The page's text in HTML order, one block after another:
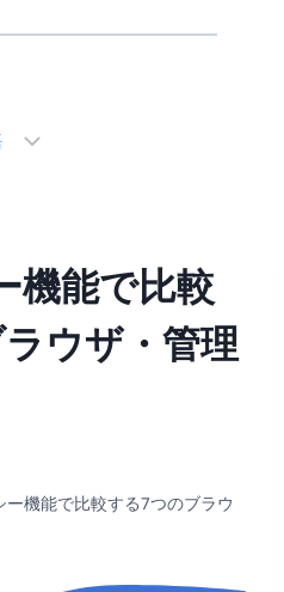
機能で比較
ウザ・管理
ー機能で比較する7つのブラウ